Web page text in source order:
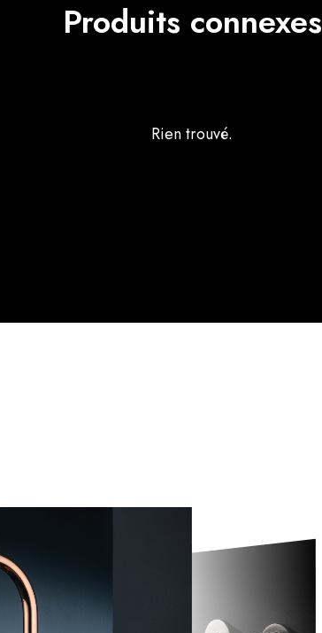
Produits connexes
Rien trouvé.